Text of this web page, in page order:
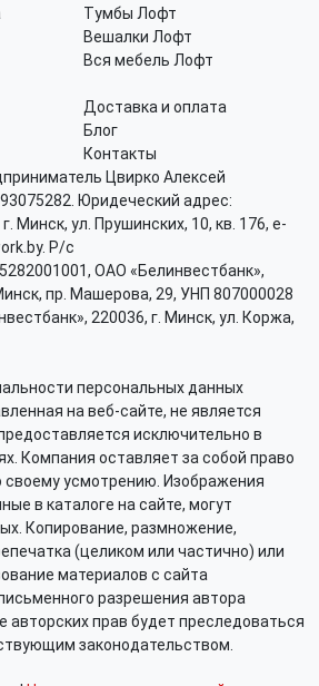
Тумбы Лофт
Вешалки Лофт
Вся мебель Лофт
Доставка и оплата
Блог
Контакты
Цвирко Алексей
Юридеческий адрес:
Минск, ул. Прушинских, 10, кв. 176, e-
Р/с
ОАО «Белинвестбанк»,
пр. Машерова, 29, УНП 807000028
220036, г. Минск, ул. Коржа,
персональных данных
на веб-сайте, не является
исключительно в
Компания оставляет за собой право
своему усмотрению. Изображения
в каталоге на сайте, могут
Копирование, размножение,
(целиком или частично) или
материалов с сайта
разрешения автора
авторских прав будет преследоваться
законодательством.